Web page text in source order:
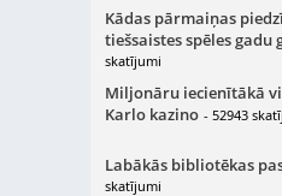
Kādas pārmaiņas
tiešsaistes spēles gadu
skatījumi
Miljonāru iecienītākā
Karlo kazino - 52943
Labākās bibliotēkas
skatījumi